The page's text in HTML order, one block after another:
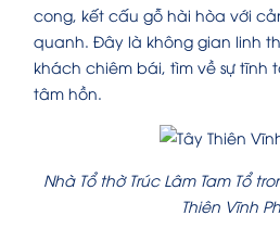
cong, kết cấu gỗ hài hòa với
quanh. Đây là không gian linh
khách chiêm bái, tìm về sự tĩnh
tâm hồn.
Nhà Tổ thờ Trúc Lâm Tam Tổ
Thiên Vĩnh